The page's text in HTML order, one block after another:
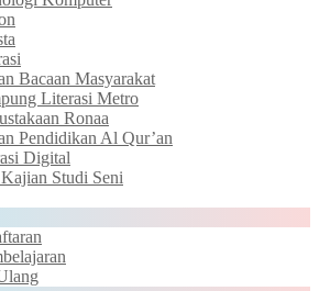
Bacaan Masyarakat
Literasi Metro
Ronaa
Pendidikan Al Qur’an
Digital
Studi Seni